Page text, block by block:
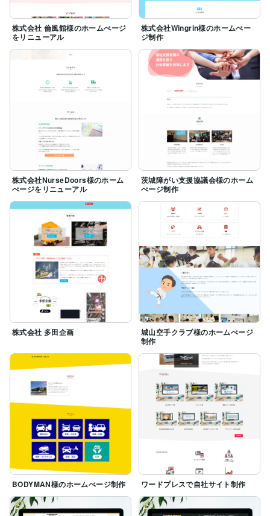
株式会社 倫風館様のホームぺージ
をリニューアル
株式会社Wingrin様のホームぺー
ジ制作
株式会社NurseDoors様のホーム
ぺージをリニューアル
茨城障がい支援協議会様のホーム
ぺージ制作
株式会社 多田企画
城山空手クラブ様のホームぺージ
制作
BODYMAN様のホームぺージ制作 ワードプレスで自社サイト制作